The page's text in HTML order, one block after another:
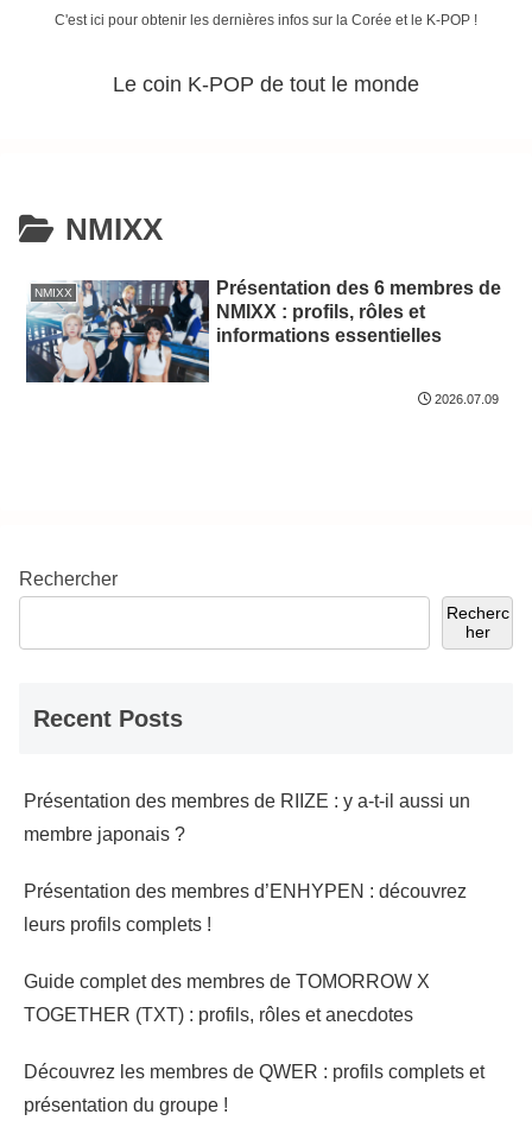
C'est ici pour obtenir les dernières infos sur la Corée et le K-POP !
Le coin K-POP de tout le monde
NMIXX
NMIXX
Présentation des 6 membres de
NMIXX : profils, rôles et
informations essentielles
2026.07.09
Rechercher
Recherc
her
Recent Posts
Présentation des membres de RIIZE : y a-t-il aussi un
membre japonais ?
Présentation des membres d’ENHYPEN : découvrez
leurs profils complets !
Guide complet des membres de TOMORROW X
TOGETHER (TXT) : profils, rôles et anecdotes
Découvrez les membres de QWER : profils complets et
présentation du groupe !